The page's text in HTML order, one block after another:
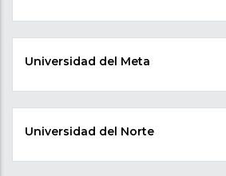
Universidad del Meta
Universidad del Norte